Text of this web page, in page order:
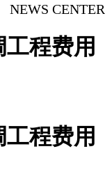
NEWS CENTER
程费用
程费用